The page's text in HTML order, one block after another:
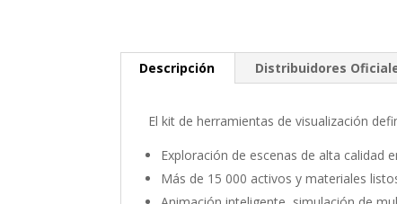
Descripción Distribuidores
El kit de herramientas de visualización
Exploración de escenas de alta calidad
Más de 15 000 activos y materiales